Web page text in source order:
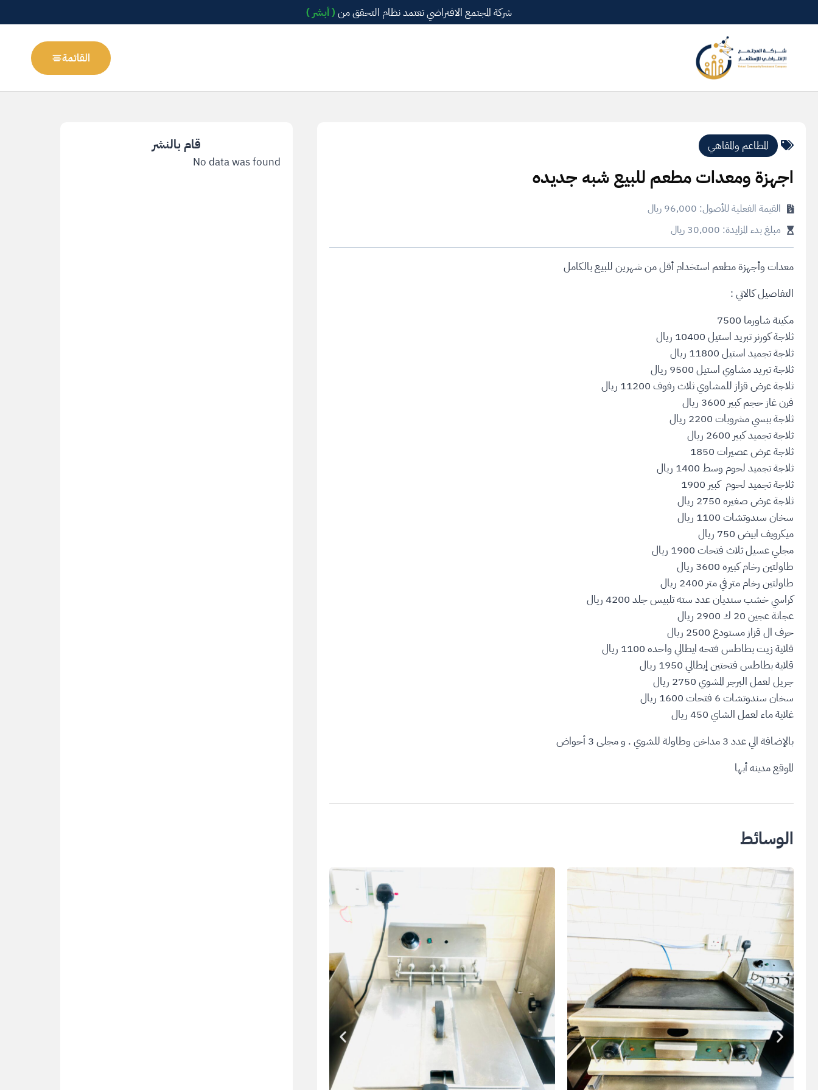
شركة المجتمع الافتراضي تعتمد نظام التحقق من ( أبشر )
القائمة
المطاعم والمقاهي
اجهزة ومعدات مطعم للبيع شبه جديده
القيمة الفعلية للأصول: 96,000 ريال
مبلغ بدء المزايدة: 30,000 ريال
معدات وأجهزة مطعم استخدام أقل من شهرين للبيع بالكامل
التفاصيل كالاتي :
مكينة شاورما 7500
ثلاجة كورنر تبريد استيل 10400 ريال
ثلاجة تجميد استيل 11800 ريال
ثلاجة تبريد مشاوي استيل 9500 ريال
ثلاجة عرض قزاز للمشاوي ثلاث رفوف 11200 ريال
فرن غاز حجم كبير 3600 ريال
ثلاجة ببسي مشروبات 2200 ريال
ثلاجة تجميد كبير 2600 ريال
ثلاجة عرض عصيرات 1850
ثلاجة تجميد لحوم وسط 1400 ريال
ثلاجة تجميد لحوم كبير 1900
ثلاجة عرض صغيره 2750 ريال
سخان سندوتشات 1100 ريال
ميكرويف ابيض 750 ريال
مجلي عسيل ثلاث فتحات 1900 ريال
طاولتين رخام كبيره 3600 ريال
طاولتين رخام متر في متر 2400 ريال
كراسي خشب سنديان عدد سته تلبيس جلد 4200 ريال
عجانة عجين 20 ك 2900 ريال
حرف ال قزاز مستودع 2500 ريال
قلاية زيت بطاطس فتحه ايطالي واحده 1100 ريال
قلاية بطاطس فتحتين إيطالي 1950 ريال
جريل لعمل البرجر المشوي 2750 ريال
سخان سندوتشات 6 فتحات 1600 ريال
غلاية ماء لعمل الشاي 450 ريال
بالإضافة الي عدد 3 مداخن وطاولة للشوي . و مجلى 3 أحواض
الموقع مدينه أبها
No data was found